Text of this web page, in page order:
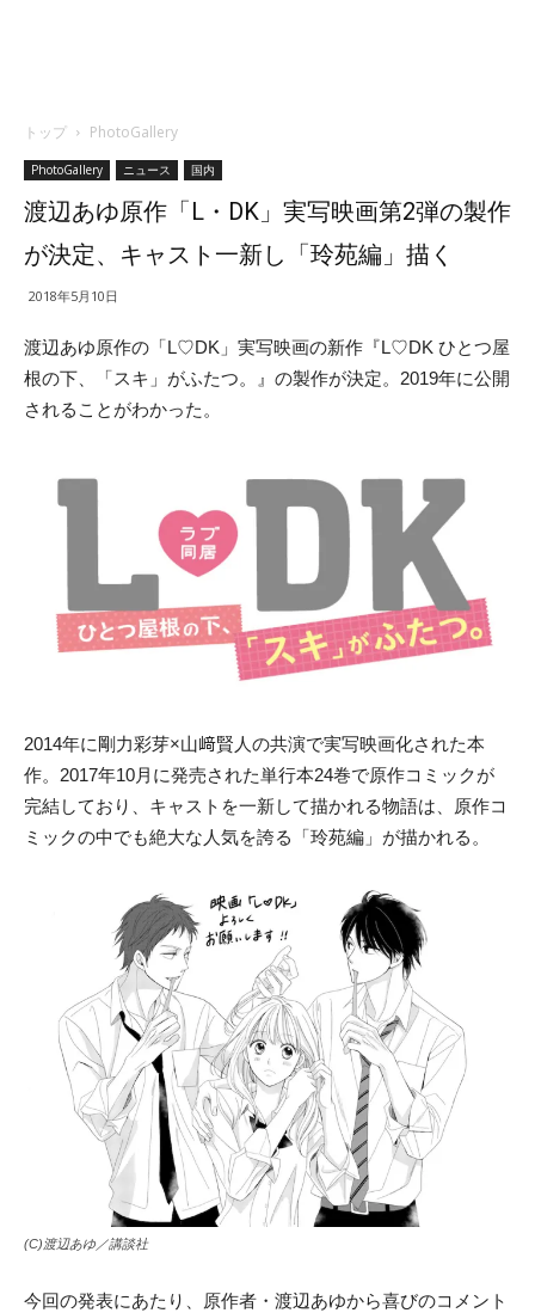
トップ PhotoGallery
PhotoGallery ニュース 国内
渡辺あゆ原作「L・DK」実写映画第2弾の製作
が決定、キャスト一新し「玲苑編」描く
2018年5月10日
渡辺あゆ原作の「L♡DK」実写映画の新作『L♡DK ひとつ屋
根の下、「スキ」がふたつ。』の製作が決定。2019年に公開
されることがわかった。
2014年に剛力彩芽×山﨑賢人の共演で実写映画化された本
作。2017年10月に発売された単行本24巻で原作コミックが
完結しており、キャストを一新して描かれる物語は、原作コ
ミックの中でも絶大な人気を誇る「玲苑編」が描かれる。
(C)渡辺あゆ／講談社
今回の発表にあたり、原作者・渡辺あゆから喜びのコメント